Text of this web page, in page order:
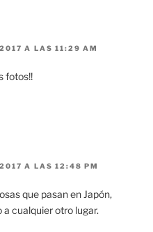
A LAS 11:29 AM
fotos!!
A LAS 12:48 PM
que pasan en Japón,
cualquier otro lugar.